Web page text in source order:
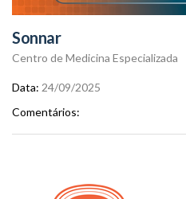
Sonnar
Centro de Medicina Especializada
Data 24/09/2025
Comentários